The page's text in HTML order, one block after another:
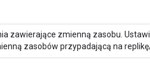
zawierające zmienną zasobu.
zasobów przypadającą na